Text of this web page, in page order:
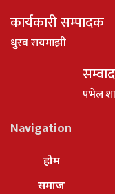
कार्यकारी सम्पादक
धु्रव रायमाझी
पभेल
Navigation
होम
समाज